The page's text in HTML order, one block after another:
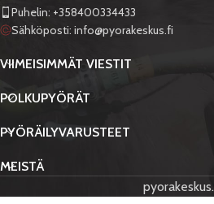
Puhelin: +358400334433
Sähköposti: info@pyorakeskus.fi
VIIMEISIMMÄT VIESTIT
POLKUPYÖRÄT
PYÖRÄILYVARUSTEET
MEISTÄ